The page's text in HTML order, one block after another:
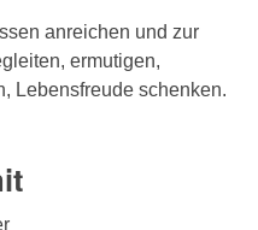
anreichen und zur
ermutigen,
Lebensfreude schenken.